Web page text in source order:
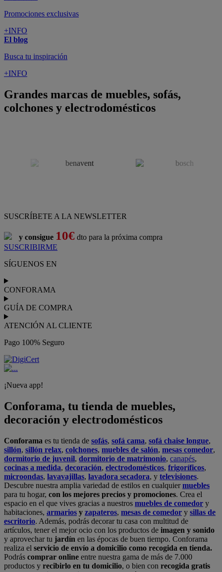
Promociones exclusivas
+INFO
El blog
Busca tu inspiración
+INFO
Grandes marcas de muebles, sofás,
colchones y electrodomésticos
SUSCRÍBETE A LA NEWSLETTER
y consigue 10€ dto para la próxima compra
SUSCRIBIRME
SÍGUENOS EN
CONFORAMA
GUÍA DE COMPRA
ATENCIÓN AL CLIENTE
Pago 100% Seguro
¡Nueva app!
Conforama, tu tienda de muebles,
decoración y electrodomésticos
Conforama es tu tienda de sofás, sofá cama, sofá chaise longue,
sillón, sillón relax, colchones, muebles de salón, mesas comedor,
dormitorio de juvenil, dormitorio de matrimonio, canapés,
cocinas a medida, decoración, electrodomésticos, frigoríficos,
microondas, lavavajillas, lavadora secadora, y televisiones.
Descubre nuestra amplia variedad de estilos en cualquiermuebles
para tu hogar, con los mejores precios y promociones. Crea el
espacio en el que vives gracias a nuestros muebles de comedor y
habitaciones, armarios y zapateros, mesas de comedor y sillas de
escritorio. Además, podrás decorar tu casa con multitud de
artículos, tener el mejor ocio con los productos de imagen y sonido
y aprovechar tu jardín en las épocas de buen tiempo. Conforama
realiza el servicio de envío a domicilio como recogida en tienda.
Podrás comprar online entre nuestra gama de más de 7.000
productos y recibirlo en tu domicilio, o bien con recogida gratis